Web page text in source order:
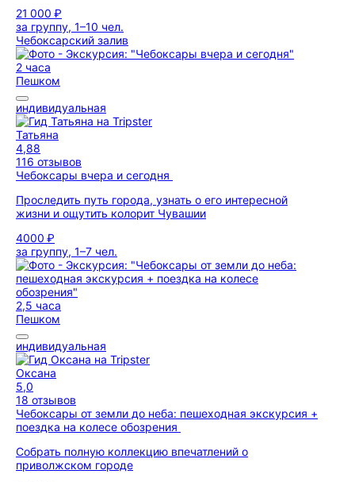
21 000 ₽
за группу, 1–10 чел.
Чебоксарский залив
2 часа
Пешком
индивидуальная
Татьяна
4,88
116 отзывов
Чебоксары вчера и сегодня
Проследить путь города, узнать о его интересной
жизни и ощутить колорит Чувашии
4000 ₽
за группу, 1–7 чел.
2,5 часа
Пешком
индивидуальная
Оксана
5,0
18 отзывов
Чебоксары от земли до неба: пешеходная экскурсия +
поездка на колесе обозрения
Собрать полную коллекцию впечатлений о
приволжском городе